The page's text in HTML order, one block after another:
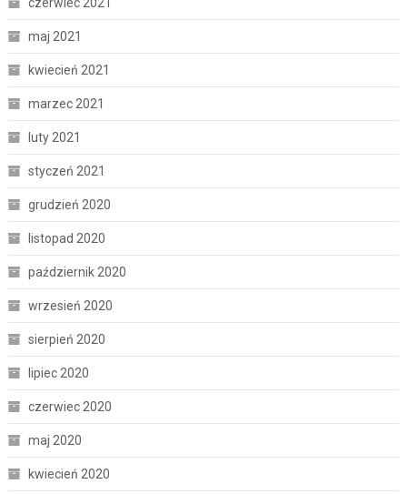
czerwiec 2021
maj 2021
kwiecień 2021
marzec 2021
luty 2021
styczeń 2021
grudzień 2020
listopad 2020
październik 2020
wrzesień 2020
sierpień 2020
lipiec 2020
czerwiec 2020
maj 2020
kwiecień 2020